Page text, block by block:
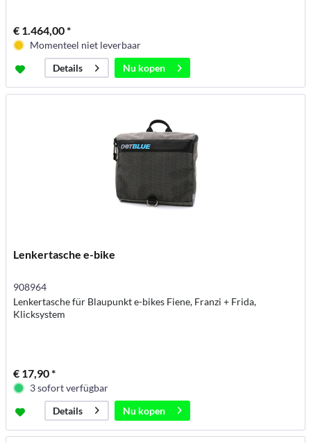
€ 1.464,00 *
Momenteel niet leverbaar
Details
Nu kopen
Lenkertasche e-bike
908964
Lenkertasche für Blaupunkt e-bikes Fiene, Franzi + Frida,
Klicksystem
€ 17,90 *
3 sofort verfügbar
Details
Nu kopen